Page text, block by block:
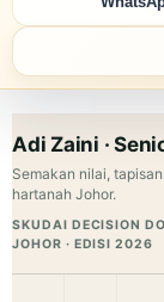
Adi Zaini ·
Semakan nilai,
hartanah Johor.
SKUDAI DECISION
JOHOR · EDISI 2026